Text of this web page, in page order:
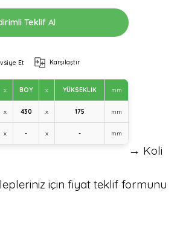
Teklif Al
Et Karşılaştır
x BOY x YÜKSEKLİK mm
x 430 x 175 mm
x - x - mm
→ Koli
için fiyat teklif formunu